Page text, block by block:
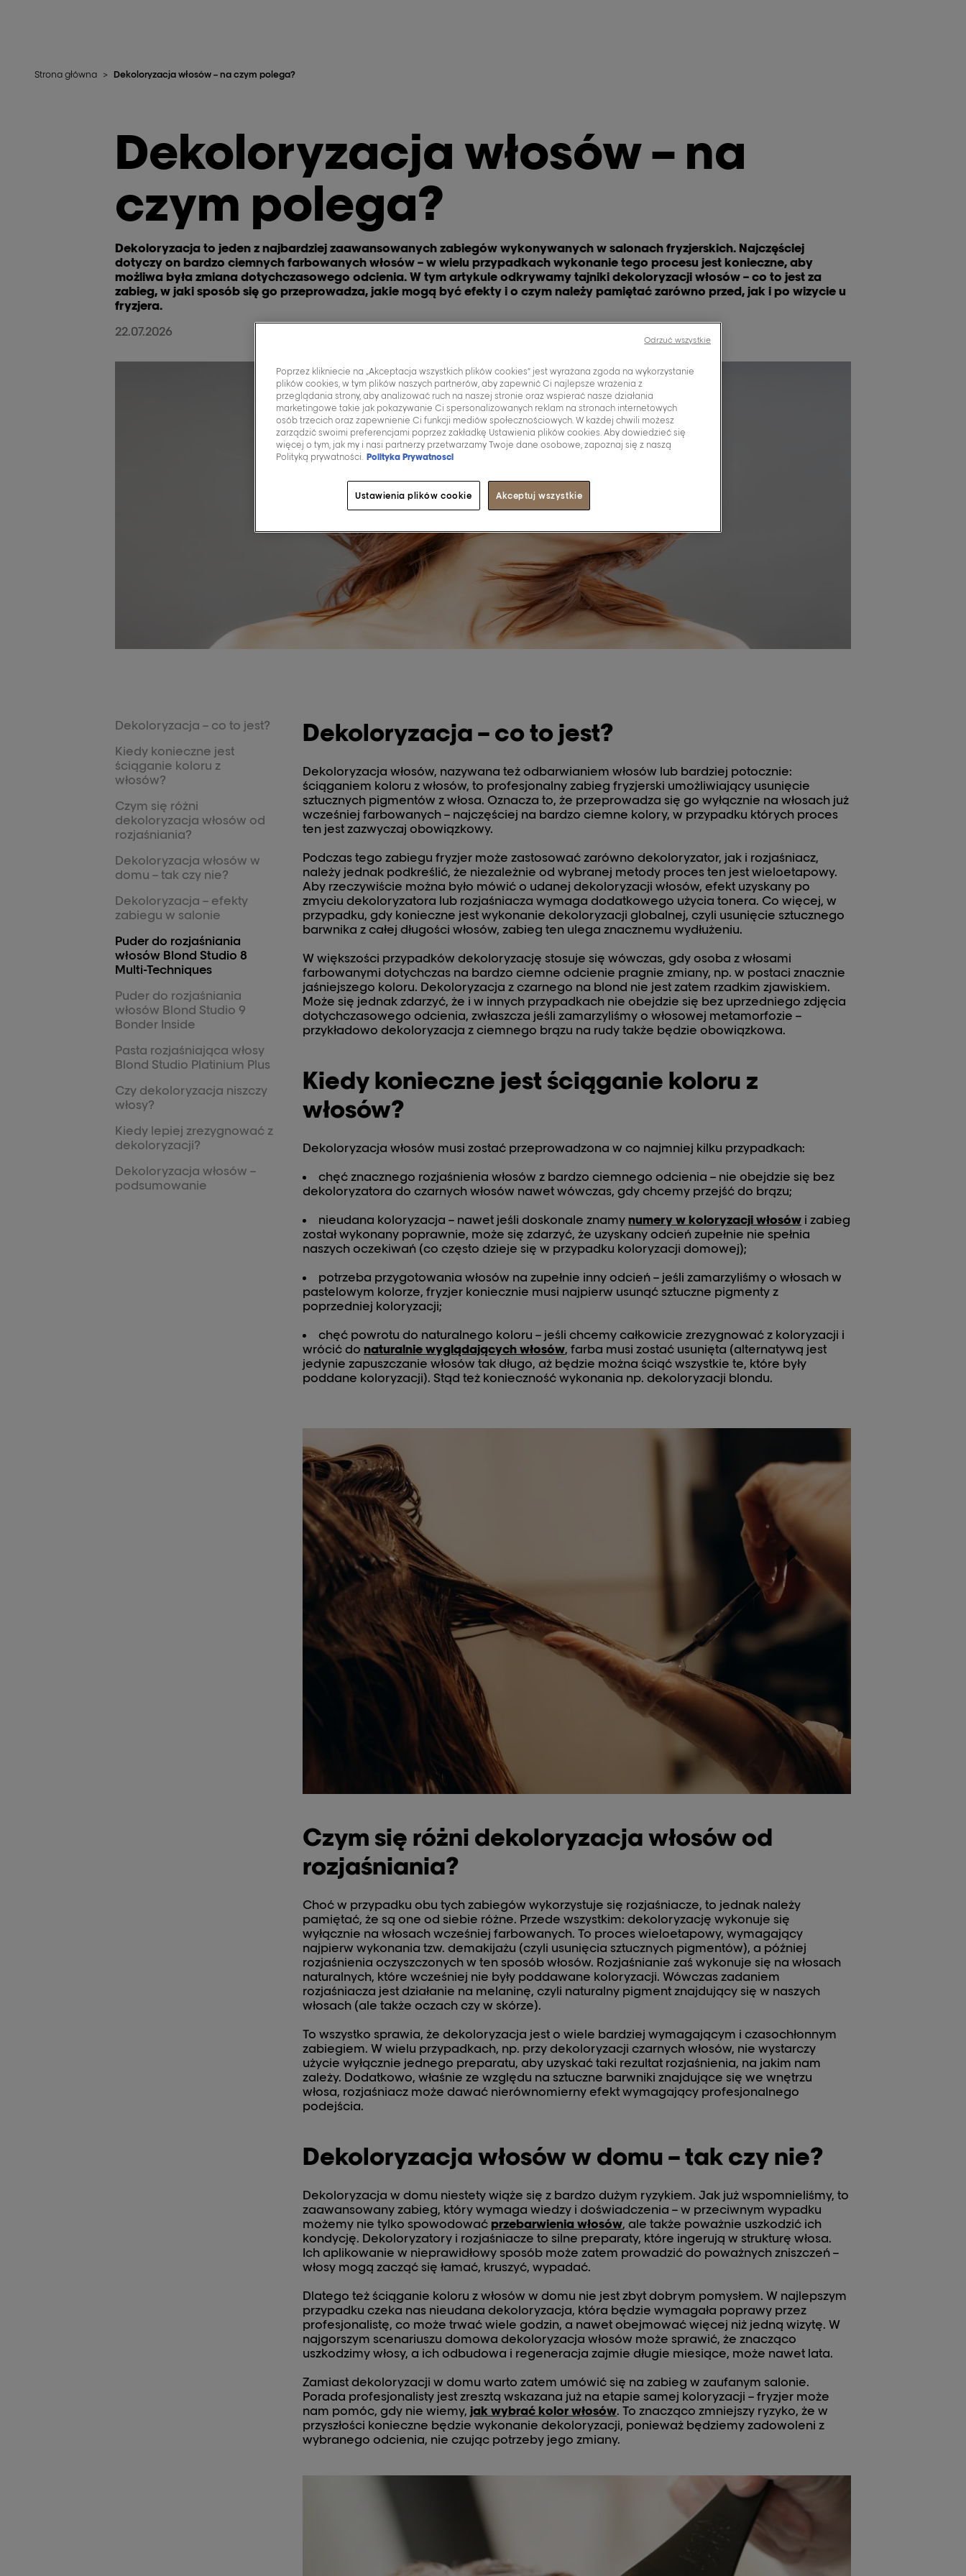
Strona główna > Dekoloryzacja włosów – na czym polega?
Dekoloryzacja włosów – na
czym polega?
Dekoloryzacja to jeden z najbardziej zaawansowanych zabiegów wykonywanych w salonach fryzjerskich. Najczęściej
dotyczy on bardzo ciemnych farbowanych włosów – w wielu przypadkach wykonanie tego procesu jest konieczne, aby
możliwa była zmiana dotychczasowego odcienia. W tym artykule odkrywamy tajniki dekoloryzacji włosów – co to jest za
zabieg, w jaki sposób się go przeprowadza, jakie mogą być efekty i o czym należy pamiętać zarówno przed, jak i po wizycie u
fryzjera.
22.07.2026
Dekoloryzacja – co to jest?
Kiedy konieczne jest
ściąganie koloru z
włosów?
Czym się różni
dekoloryzacja włosów od
rozjaśniania?
Dekoloryzacja włosów w
domu – tak czy nie?
Dekoloryzacja – efekty
zabiegu w salonie
Puder do rozjaśniania
włosów Blond Studio 8
Multi-Techniques
Puder do rozjaśniania
włosów Blond Studio 9
Bonder Inside
Pasta rozjaśniająca włosy
Blond Studio Platinium Plus
Czy dekoloryzacja niszczy
włosy?
Kiedy lepiej zrezygnować z
dekoloryzacji?
Dekoloryzacja włosów –
podsumowanie
Dekoloryzacja – co to jest?
Dekoloryzacja włosów, nazywana też odbarwianiem włosów lub bardziej potocznie:
ściąganiem koloru z włosów, to profesjonalny zabieg fryzjerski umożliwiający usunięcie
sztucznych pigmentów z włosa. Oznacza to, że przeprowadza się go wyłącznie na włosach już
wcześniej farbowanych – najczęściej na bardzo ciemne kolory, w przypadku których proces
ten jest zazwyczaj obowiązkowy.
Podczas tego zabiegu fryzjer może zastosować zarówno dekoloryzator, jak i rozjaśniacz,
należy jednak podkreślić, że niezależnie od wybranej metody proces ten jest wieloetapowy.
Aby rzeczywiście można było mówić o udanej dekoloryzacji włosów, efekt uzyskany po
zmyciu dekoloryzatora lub rozjaśniacza wymaga dodatkowego użycia tonera. Co więcej, w
przypadku, gdy konieczne jest wykonanie dekoloryzacji globalnej, czyli usunięcie sztucznego
barwnika z całej długości włosów, zabieg ten ulega znacznemu wydłużeniu.
W większości przypadków dekoloryzację stosuje się wówczas, gdy osoba z włosami
farbowanymi dotychczas na bardzo ciemne odcienie pragnie zmiany, np. w postaci znacznie
jaśniejszego koloru. Dekoloryzacja z czarnego na blond nie jest zatem rzadkim zjawiskiem.
Może się jednak zdarzyć, że i w innych przypadkach nie obejdzie się bez uprzedniego zdjęcia
dotychczasowego odcienia, zwłaszcza jeśli zamarzyliśmy o włosowej metamorfozie –
przykładowo dekoloryzacja z ciemnego brązu na rudy także będzie obowiązkowa.
Kiedy konieczne jest ściąganie koloru z
włosów?
Dekoloryzacja włosów musi zostać przeprowadzona w co najmniej kilku przypadkach:
chęć znacznego rozjaśnienia włosów z bardzo ciemnego odcienia – nie obejdzie się bez
dekoloryzatora do czarnych włosów nawet wówczas, gdy chcemy przejść do brązu;
nieudana koloryzacja – nawet jeśli doskonale znamynumery w koloryzacji włosów i zabieg
został wykonany poprawnie, może się zdarzyć, że uzyskany odcień zupełnie nie spełnia
naszych oczekiwań (co często dzieje się w przypadku koloryzacji domowej);
potrzeba przygotowania włosów na zupełnie inny odcień – jeśli zamarzyliśmy o włosach w
pastelowym kolorze, fryzjer koniecznie musi najpierw usunąć sztuczne pigmenty z
poprzedniej koloryzacji;
chęć powrotu do naturalnego koloru – jeśli chcemy całkowicie zrezygnować z koloryzacji i
wrócić donaturalnie wyglądających włosów, farba musi zostać usunięta (alternatywą jest
jedynie zapuszczanie włosów tak długo, aż będzie można ściąć wszystkie te, które były
poddane koloryzacji). Stąd też konieczność wykonania np. dekoloryzacji blondu.
Czym się różni dekoloryzacja włosów od
rozjaśniania?
Choć w przypadku obu tych zabiegów wykorzystuje się rozjaśniacze, to jednak należy
pamiętać, że są one od siebie różne. Przede wszystkim: dekoloryzację wykonuje się
wyłącznie na włosach wcześniej farbowanych. To proces wieloetapowy, wymagający
najpierw wykonania tzw. demakijażu (czyli usunięcia sztucznych pigmentów), a później
rozjaśnienia oczyszczonych w ten sposób włosów. Rozjaśnianie zaś wykonuje się na włosach
naturalnych, które wcześniej nie były poddawane koloryzacji. Wówczas zadaniem
rozjaśniacza jest działanie na melaninę, czyli naturalny pigment znajdujący się w naszych
włosach (ale także oczach czy w skórze).
To wszystko sprawia, że dekoloryzacja jest o wiele bardziej wymagającym i czasochłonnym
zabiegiem. W wielu przypadkach, np. przy dekoloryzacji czarnych włosów, nie wystarczy
użycie wyłącznie jednego preparatu, aby uzyskać taki rezultat rozjaśnienia, na jakim nam
zależy. Dodatkowo, właśnie ze względu na sztuczne barwniki znajdujące się we wnętrzu
włosa, rozjaśniacz może dawać nierównomierny efekt wymagający profesjonalnego
podejścia.
Dekoloryzacja włosów w domu – tak czy nie?
Dekoloryzacja w domu niestety wiąże się z bardzo dużym ryzykiem. Jak już wspomnieliśmy, to
zaawansowany zabieg, który wymaga wiedzy i doświadczenia – w przeciwnym wypadku
możemy nie tylko spowodowaćprzebarwienia włosów, ale także poważnie uszkodzić ich
kondycję. Dekoloryzatory i rozjaśniacze to silne preparaty, które ingerują w strukturę włosa.
Ich aplikowanie w nieprawidłowy sposób może zatem prowadzić do poważnych zniszczeń –
włosy mogą zacząć się łamać, kruszyć, wypadać.
Dlatego też ściąganie koloru z włosów w domu nie jest zbyt dobrym pomysłem. W najlepszym
przypadku czeka nas nieudana dekoloryzacja, która będzie wymagała poprawy przez
profesjonalistę, co może trwać wiele godzin, a nawet obejmować więcej niż jedną wizytę. W
najgorszym scenariuszu domowa dekoloryzacja włosów może sprawić, że znacząco
uszkodzimy włosy, a ich odbudowa i regeneracja zajmie długie miesiące, może nawet lata.
Zamiast dekoloryzacji w domu warto zatem umówić się na zabieg w zaufanym salonie.
Porada profesjonalisty jest zresztą wskazana już na etapie samej koloryzacji – fryzjer może
nam pomóc, gdy nie wiemy,jak wybrać kolor włosów. To znacząco zmniejszy ryzyko, że w
przyszłości konieczne będzie wykonanie dekoloryzacji, ponieważ będziemy zadowoleni z
wybranego odcienia, nie czując potrzeby jego zmiany.
Poprzez klikniecie na „Akceptacja wszystkich plików cookies” jest wyrażana zgoda na wykorzystanie
plików cookies, w tym plików naszych partnerów, aby zapewnić Ci najlepsze wrażenia z
przeglądania strony, aby analizować ruch na naszej stronie oraz wspierać nasze działania
marketingowe takie jak pokazywanie Ci spersonalizowanych reklam na stronach internetowych
osób trzecich oraz zapewnienie Ci funkcji mediów społecznościowych. W każdej chwili możesz
zarządzić swoimi preferencjami poprzez zakładkę Ustawienia plików cookies. Aby dowiedzieć się
więcej o tym, jak my i nasi partnerzy przetwarzamy Twoje dane osobowe, zapoznaj się z naszą
Polityką prywatności. Polityka Prywatnosci
Ustawienia plików cookie Akceptuj wszystkie
Odrzuć wszystkie